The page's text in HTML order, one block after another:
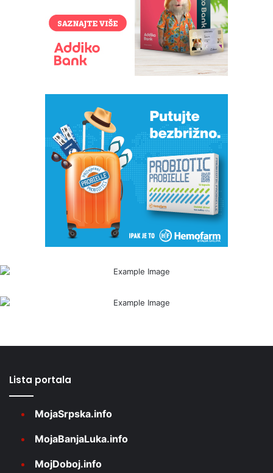
Lista portala
MojaSrpska.info
MojaBanjaLuka.info
MojDoboj.info